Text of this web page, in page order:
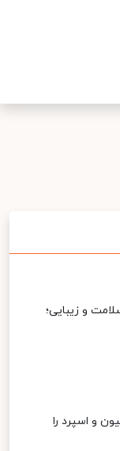
و زیبایی؛
و اسپرد را